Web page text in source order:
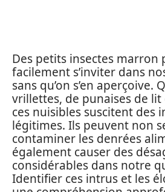
Des petits insectes marron
facilement s’inviter dans
sans qu’on s’en aperçoive.
vrillettes, de punaises de lit
ces nuisibles suscitent des
légitimes. Ils peuvent non
contaminer les denrées
également causer des
considérables dans notre
Identifier ces intrus et les